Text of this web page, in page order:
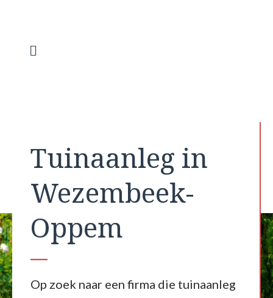
inhoud
Tuinaanleg in
Wezembeek-
Oppem
Op zoek naar een firma die tuinaanleg